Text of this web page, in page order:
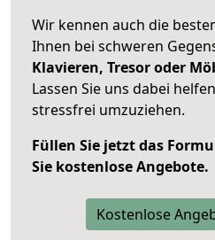
Wir kennen auch die
Ihnen bei schweren
Klavieren, Tresor oder
Lassen Sie uns dabei
stressfrei umzuziehen.
Füllen Sie jetzt das
Sie kostenlose Angebote.
Kostenlose